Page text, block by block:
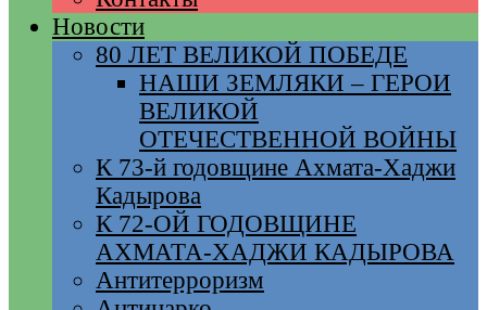
Новости
80 ЛЕТ ВЕЛИКОЙ ПОБЕДЕ
НАШИ ЗЕМЛЯКИ – ГЕРОИ
ВЕЛИКОЙ
ОТЕЧЕСТВЕННОЙ ВОЙНЫ
К 73-й годовщине Ахмата-Хаджи
Кадырова
К 72-ОЙ ГОДОВЩИНЕ
АХМАТА-ХАДЖИ КАДЫРОВА
Антитерроризм